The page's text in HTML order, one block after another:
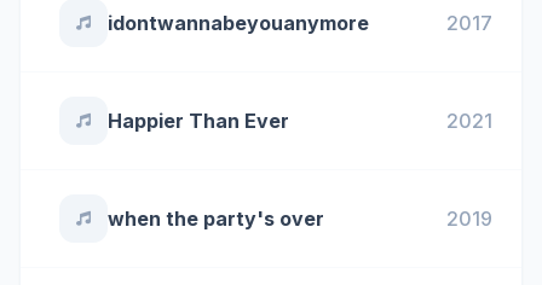
idontwannabeyouanymore 2017
Happier Than Ever 2021
when the party's over 2019